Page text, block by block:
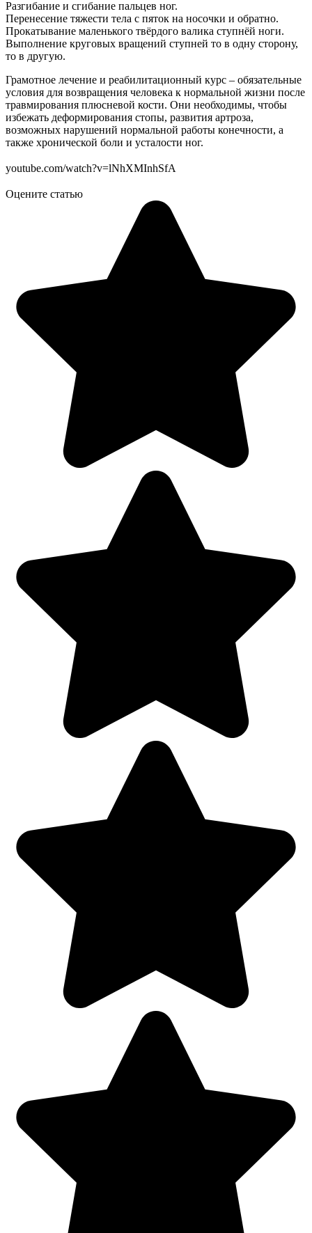
Разгибание и сгибание пальцев ног.
Перенесение тяжести тела с пяток на носочки и обратно.
Прокатывание маленького твёрдого валика ступнёй ноги.
Выполнение круговых вращений ступней то в одну сторону,
то в другую.
Грамотное лечение и реабилитационный курс – обязательные
условия для возвращения человека к нормальной жизни после
травмирования плюсневой кости. Они необходимы, чтобы
избежать деформирования стопы, развития артроза,
возможных нарушений нормальной работы конечности, а
также хронической боли и усталости ног.
youtube.com/watch?v=lNhXMInhSfA
Оцените статью